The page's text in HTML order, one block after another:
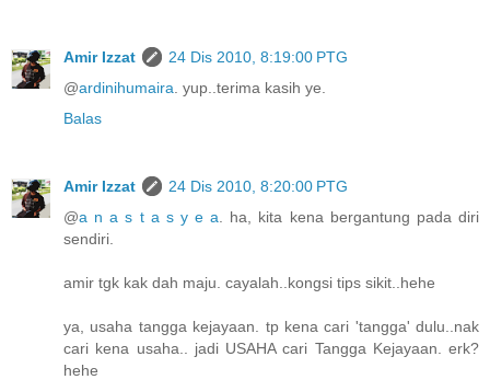
Amir Izzat
24 Dis 2010, 8:19:00 PTG
@ardinihumaira. yup..terima kasih ye.
Balas
Amir Izzat
24 Dis 2010, 8:20:00 PTG
@a n a s t a s y e a. ha, kita kena bergantung pada diri
sendiri.
amir tgk kak dah maju. cayalah..kongsi tips sikit..hehe
ya, usaha tangga kejayaan. tp kena cari 'tangga' dulu..nak
cari kena usaha.. jadi USAHA cari Tangga Kejayaan. erk?
hehe